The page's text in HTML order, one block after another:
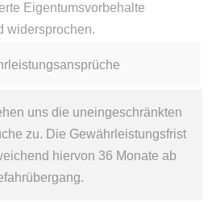
Eigentumsvorbehalte
widersprochen.
uns die uneingeschränkten
zu. Die Gewährleistungsfrist
hiervon 36 Monate ab